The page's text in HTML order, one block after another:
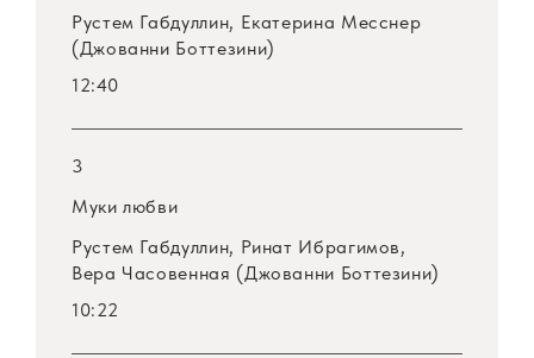
произведений уже выходила на
долгоиграющих дисках фирмы «Мелодия»,
часть выходит в свет на этом диске впервые.
замечательного инструмента, лишь на
первый взгляд кажущимся непригодным для
настоящей сольной виртуозной игры.
Рустем Габдуллин
Рустем Габдуллин, Екатерина Месснер
(Джованни Боттезини)
12:40
3
Муки любви
Рустем Габдуллин, Ринат Ибрагимов,
Вера Часовенная (Джованни Боттезини)
10:22